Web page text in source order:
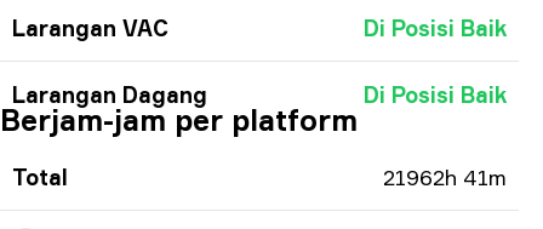
Larangan VAC Di Posisi Baik
Larangan Dagang Di Posisi Baik
Berjam-jam per platform
Total 21962h 41m